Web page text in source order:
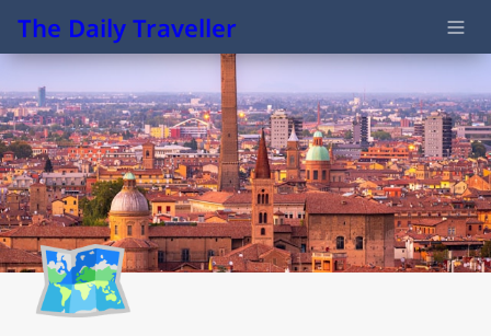
The Daily Traveller
🗺️